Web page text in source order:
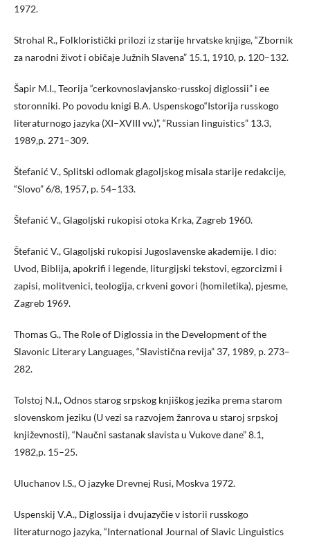
1972.
Strohal R., Folkloristički prilozi iz starije hrvatske knjige, “Zbornik
za narodni život i običaje Južnih Slavena” 15.1, 1910, p. 120–132.
Šapir M.I., Teorija “cerkovnoslavjansko-russkoj diglossii” i ee
storonniki. Po povodu knigi B.A. Uspenskogo“Istorija russkogo
literaturnogo jazyka (ХI–ХVIII vv.)”, “Russian linguistics” 13.3,
1989,p. 271–309.
Štefanić V., Splitski odlomak glagoljskog misala starije redakcije,
“Slovo” 6/8, 1957, p. 54–133.
Štefanić V., Glagoljski rukopisi otoka Krka, Zagreb 1960.
Štefanić V., Glagoljski rukopisi Jugoslavenske akademije. I dio:
Uvod, Biblija, apokrifi i legende, liturgijski tekstovi, egzorcizmi i
zapisi, molitvenici, teologija, crkveni govori (homiletika), pjesme,
Zagreb 1969.
Thomas G., The Role of Diglossia in the Development of the
Slavonic Literary Languages, “Slavistična revija” 37, 1989, p. 273–
282.
Tolstoj N.I., Odnos starog srpskog knjiškog jezika prema starom
slovenskom jeziku (U vezi sa razvojem žanrova u staroj srpskoj
književnosti), “Naučni sastanak slavista u Vukove dane” 8.1,
1982,p. 15–25.
Uluchanov I.S., O jazyke Drevnej Rusi, Moskva 1972.
Uspenskij V.A., Diglossija i dvujazyčie v istorii russkogo
literaturnogo jazyka, “International Journal of Slavic Linguistics